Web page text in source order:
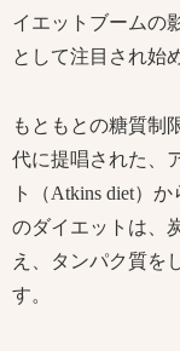
イエットブームの
として注目され始
もともとの糖質制
代に提唱された、
ト（Atkins diet）
のダイエットは、
え、タンパク質を
す。